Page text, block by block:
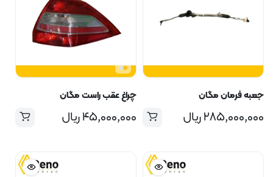
جعبه فرمان مگان
۲۸۵,۰۰۰,۰۰۰ریال
چراغ عقب راست مگان
۴۵,۰۰۰,۰۰۰ریال